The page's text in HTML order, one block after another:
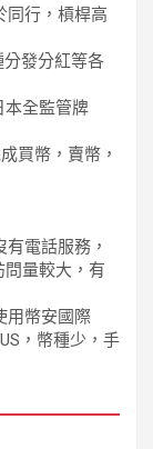
同行，槓桿高
發分紅等各
本全監管牌
買幣，賣幣，
電話服務，
量較大，有
用幣安國際
，幣種少，手